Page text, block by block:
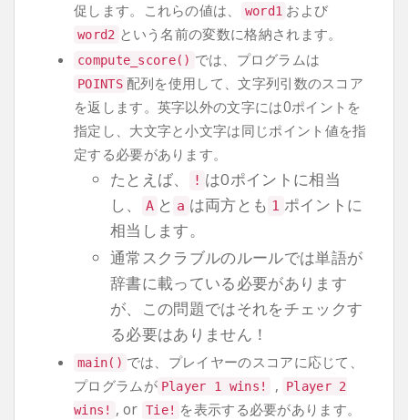
促します。これらの値は、
word1 および
word2 という名前の変数に格納されます。
compute_score() では、プログラムは
POINTS 配列を使用して、文字列引数のスコア
を返します。英字以外の文字には0ポイントを
指定し、大文字と小文字は同じポイント値を指
定する必要があります。
たとえば、 ! は0ポイントに相当
し、
A と a は両方とも 1 ポイントに
相当します。
通常スクラブルのルールでは単語が
辞書に載っている必要があります
が、この問題ではそれをチェックす
る必要はありません！
main() では、プレイヤーのスコアに応じて、
プログラムが Player 1 wins ! , Player 2
wins ! , or Tie! を表示する必要があります。